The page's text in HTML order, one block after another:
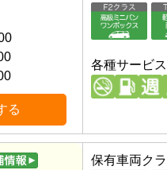
る
各種サービス
保有車両ク